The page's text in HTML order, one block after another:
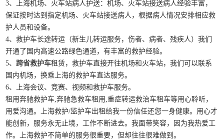
3、上海机场、火车站病人护送：机场、火车站接送病人经验丰富，
保证按时达到指定机场、火车站接送病人，根据病人情况安排相应救
护人员和设备。
4、救护车长途转运（新生儿转运服务，伤者、病者、残疾人）我们
开通了国内高速公路绿色通道，有丰富的救护经验。
5、跨省救护车租赁，救护车直接开往机场和火车站，我们可以联系
国内机场，换乘上海的救护车直达服务。
6、上海会议、竞赛、视频和救护车服务。
租用奔驰救护车,奔驰急救车租用,重症转运救治车租车等用心聆听，
用爱沟通。上海救护/监护车出租给我一份信任还您一身健康。用心才
能创新，服务永无止境，工作不断进去。我面带笑容，因为我热爱工
作。上海救护不简单的服务很重要，但却往往很难做到。